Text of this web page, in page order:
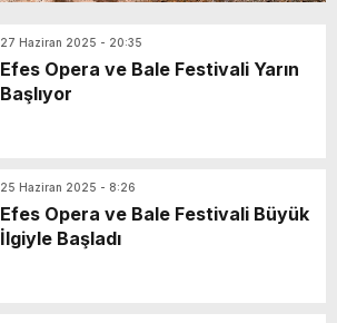
27 Haziran 2025 - 20:35
Efes Opera ve Bale Festivali Yarın
Başlıyor
25 Haziran 2025 - 8:26
Efes Opera ve Bale Festivali Büyük
İlgiyle Başladı